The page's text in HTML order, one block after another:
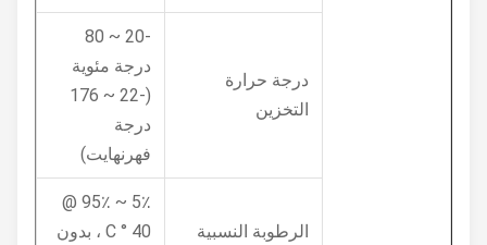
درجة حرارة
التخزين
-20 ~ 80
درجة مئوية
(-22 ~ 176
درجة
فهرنهايت)
الرطوبة النسبية
5٪ ~ 95٪ @
40 ° C ، بدون